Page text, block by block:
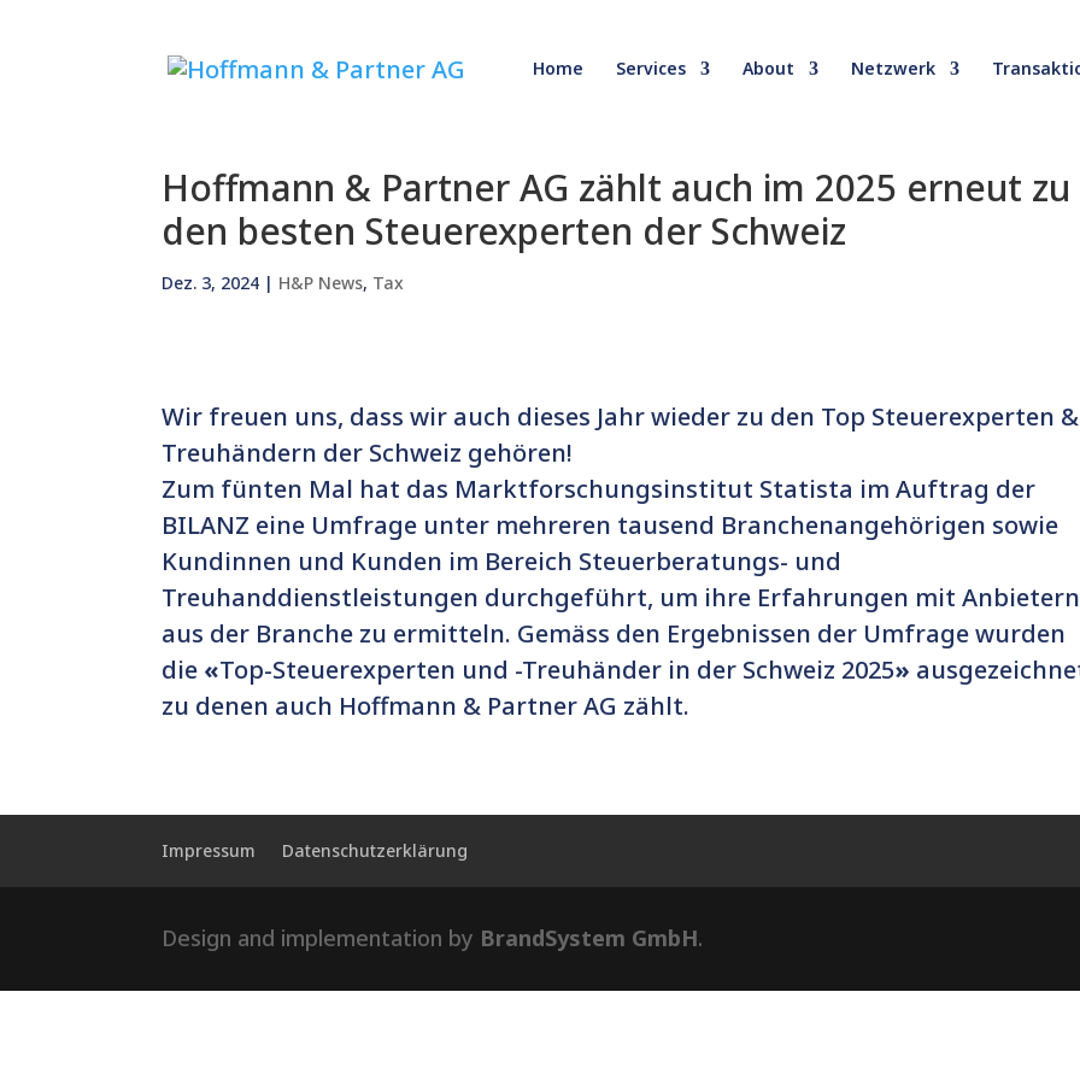
Home Services About Netzwerk
Hoffmann & Partner AG zählt auch im 2025 erneut zu
den besten Steuerexperten der Schweiz
Dez. 3, 2024 | H&P News, Tax
Wir freuen uns, dass wir auch dieses Jahr wieder zu den Top Steuerexperten &
Treuhändern der Schweiz gehören!
Zum fünten Mal hat das Marktforschungsinstitut Statista im Auftrag der
BILANZ eine Umfrage unter mehreren tausend Branchenangehörigen sowie
Kundinnen und Kunden im Bereich Steuerberatungs- und
Treuhanddienstleistungen durchgeführt, um ihre Erfahrungen mit Anbietern
aus der Branche zu ermitteln. Gemäss den Ergebnissen der Umfrage wurden
die «Top-Steuerexperten und -Treuhänder in der Schweiz 2025»
zu denen auch Hoffmann & Partner AG zählt.
Impressum Datenschutzerklärung
Design and implementation by BrandSystem GmbH.